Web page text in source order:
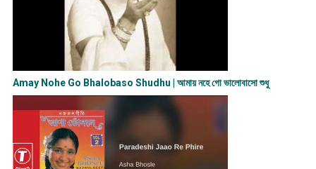
Amay Nohe Go Bhalobaso Shudhu | আমায় নহে গো ভালোবাসো শুধু